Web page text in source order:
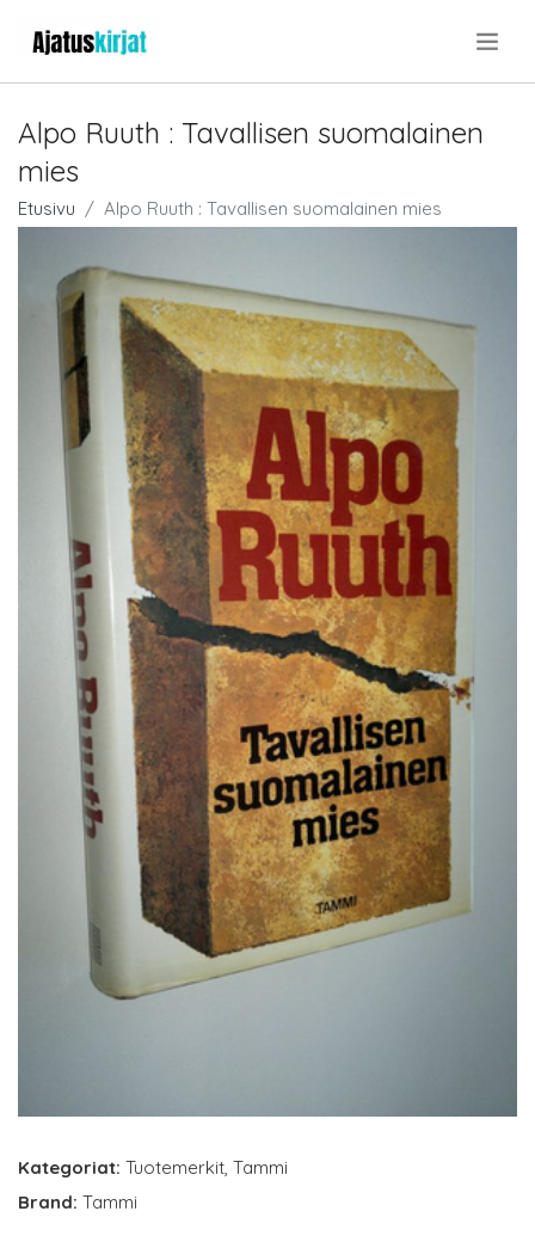
Alpo Ruuth : Tavallisen suomalainen
mies
Etusivu Alpo Ruuth : Tavallisen suomalainen mies
Kategoriat: Tuotemerkit, Tammi
Brand: Tammi